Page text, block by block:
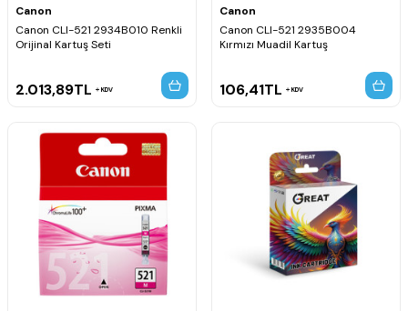
Canon
Canon CLI-521 2934B010 Renkli
Orijinal Kartuş Seti
2.013,89TL KDV
Canon
Canon CLI-521 2935B004
Kırmızı Muadil Kartuş
106,41TL KDV